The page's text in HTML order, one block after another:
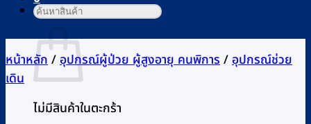
ตะกร้าสินค้า
ไม่มีสินค้าในตะกร้า
ค้นหา:
หน้าหลัก/อุปกรณ์ผู้ป่วย ผู้สูงอายุ คนพิการ/อุปกรณ์ช่วย
เดิน